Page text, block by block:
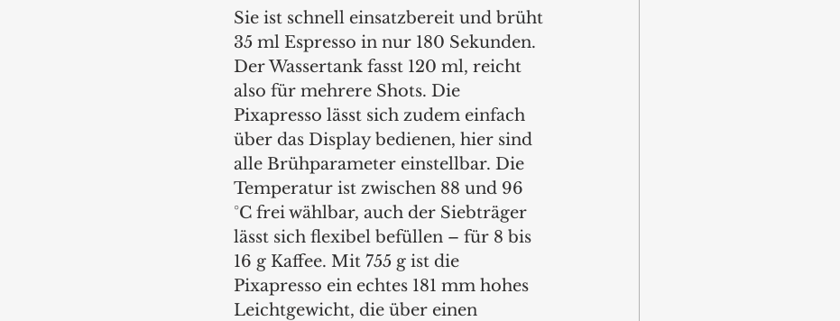
Sie ist schnell einsatzbereit und brüht
35 ml Espresso in nur 180 Sekunden.
Der Wassertank fasst 120 ml, reicht
also für mehrere Shots. Die
Pixapresso lässt sich zudem einfach
über das Display bedienen, hier sind
alle Brühparameter einstellbar. Die
Temperatur ist zwischen 88 und 96
°C frei wählbar, auch der Siebträger
lässt sich flexibel befüllen – für 8 bis
16 g Kaffee. Mit 755 g ist die
Pixapresso ein echtes 181 mm hohes
Leichtgewicht, die über einen